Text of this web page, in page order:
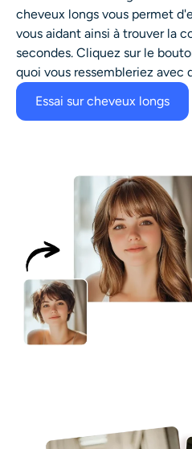
cheveux longs vous permet
vous aidant ainsi à trouver la
secondes. Cliquez sur le
quoi vous ressembleriez avec
Essai sur cheveux longs